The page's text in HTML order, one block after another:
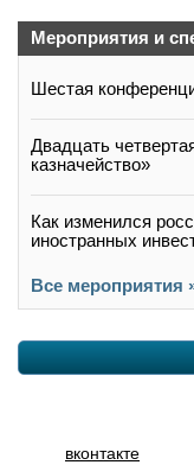
Мероприятия и
Шестая
Двадцать
казначейство»
Как изменился
иностранных
Все мероприятия
вконтакте